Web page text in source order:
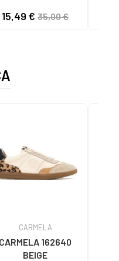
C60056 C60056 -
15,49 € 35,00 €
CARMELA
CARMELA 162640
BEIGE